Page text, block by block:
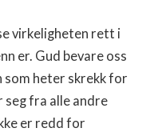
virkeligheten rett i
er. Gud bevare oss
som heter skrekk for
seg fra alle andre
er redd for